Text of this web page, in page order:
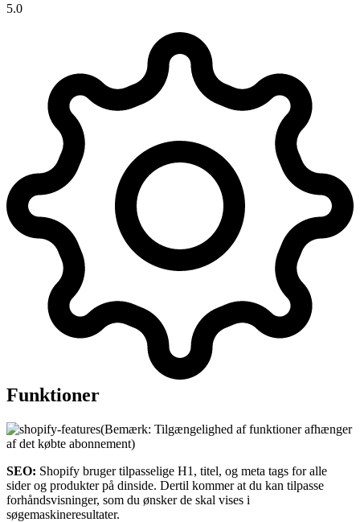
5.0
Funktioner
(Bemærk: Tilgængelighed af funktioner afhænger
af det købte abonnement)
SEO: Shopify bruger tilpasselige H1, titel, og meta tags for alle
sider og produkter på dinside. Dertil kommer at du kan tilpasse
forhåndsvisninger, som du ønsker de skal vises i
søgemaskineresultater.